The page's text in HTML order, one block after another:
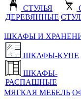
СТУЛЬЯ
ДЕРЕВЯННЫЕ
ШКАФЫ И
ШКАФЫ-КУПЕ
ШКАФЫ-
РАСПАШНЫЕ
МЯГКАЯ МЕБЕЛЬ